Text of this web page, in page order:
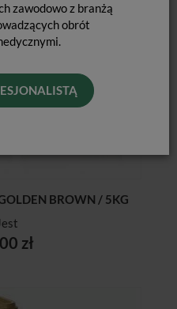
zawodowo z branżą
obrót
BROWN / 5KG
zł